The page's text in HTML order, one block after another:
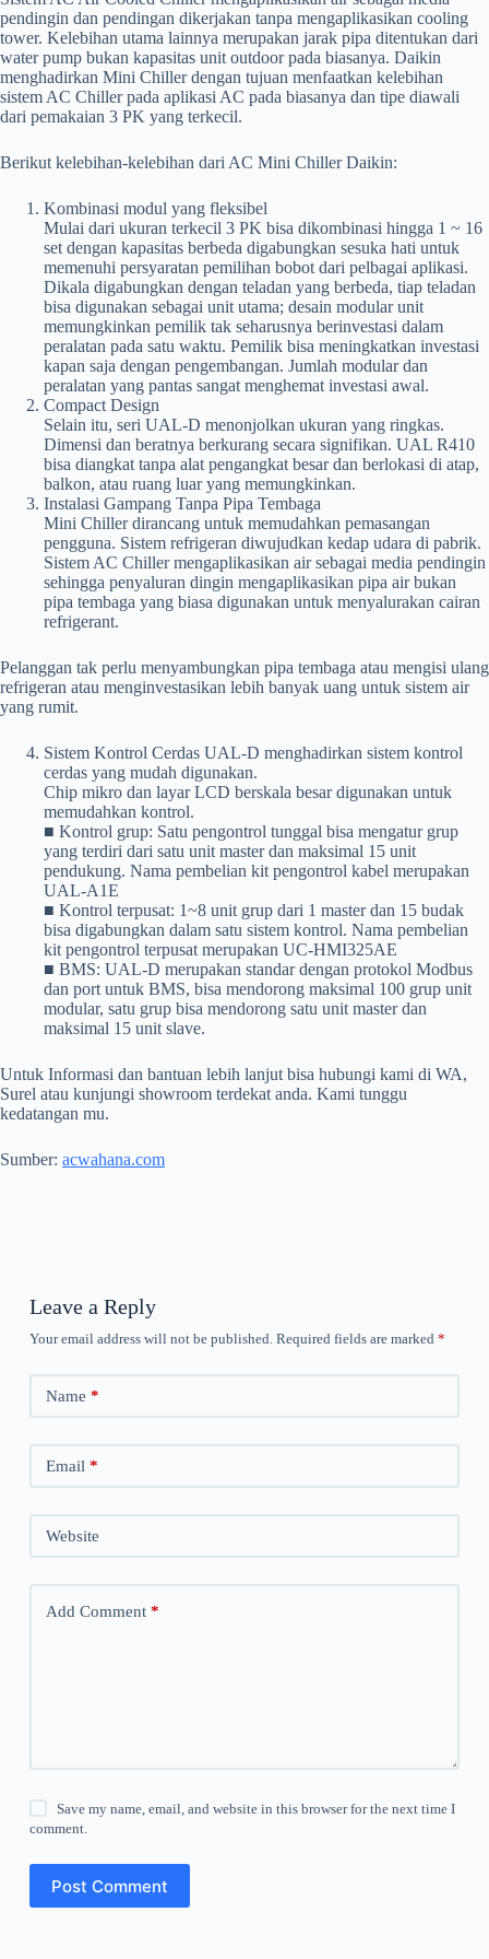
pendingin dan pendingan dikerjakan tanpa mengaplikasikan cooling
tower. Kelebihan utama lainnya merupakan jarak pipa ditentukan dari
water pump bukan kapasitas unit outdoor pada biasanya. Daikin
menghadirkan Mini Chiller dengan tujuan menfaatkan kelebihan
sistem AC Chiller pada aplikasi AC pada biasanya dan tipe diawali
dari pemakaian 3 PK yang terkecil.
Berikut kelebihan-kelebihan dari AC Mini Chiller Daikin:
Kombinasi modul yang fleksibel
Mulai dari ukuran terkecil 3 PK bisa dikombinasi hingga 1 ~ 16
set dengan kapasitas berbeda digabungkan sesuka hati untuk
memenuhi persyaratan pemilihan bobot dari pelbagai aplikasi.
Dikala digabungkan dengan teladan yang berbeda, tiap teladan
bisa digunakan sebagai unit utama; desain modular unit
memungkinkan pemilik tak seharusnya berinvestasi dalam
peralatan pada satu waktu. Pemilik bisa meningkatkan investasi
kapan saja dengan pengembangan. Jumlah modular dan
peralatan yang pantas sangat menghemat investasi awal.
Compact Design
Selain itu, seri UAL-D menonjolkan ukuran yang ringkas.
Dimensi dan beratnya berkurang secara signifikan. UAL R410
bisa diangkat tanpa alat pengangkat besar dan berlokasi di atap,
balkon, atau ruang luar yang memungkinkan.
Instalasi Gampang Tanpa Pipa Tembaga
Mini Chiller dirancang untuk memudahkan pemasangan
pengguna. Sistem refrigeran diwujudkan kedap udara di pabrik.
Sistem AC Chiller mengaplikasikan air sebagai media pendingin
sehingga penyaluran dingin mengaplikasikan pipa air bukan
pipa tembaga yang biasa digunakan untuk menyalurakan cairan
refrigerant.
Pelanggan tak perlu menyambungkan pipa tembaga atau mengisi ulang
refrigeran atau menginvestasikan lebih banyak uang untuk sistem air
yang rumit.
Sistem Kontrol Cerdas UAL-D menghadirkan sistem kontrol
cerdas yang mudah digunakan.
Chip mikro dan layar LCD berskala besar digunakan untuk
memudahkan kontrol.
■ Kontrol grup: Satu pengontrol tunggal bisa mengatur grup
yang terdiri dari satu unit master dan maksimal 15 unit
pendukung. Nama pembelian kit pengontrol kabel merupakan
UAL-A1E
■ Kontrol terpusat: 1~8 unit grup dari 1 master dan 15 budak
bisa digabungkan dalam satu sistem kontrol. Nama pembelian
kit pengontrol terpusat merupakan UC-HMI325AE
■ BMS: UAL-D merupakan standar dengan protokol Modbus
dan port untuk BMS, bisa mendorong maksimal 100 grup unit
modular, satu grup bisa mendorong satu unit master dan
maksimal 15 unit slave.
Untuk Informasi dan bantuan lebih lanjut bisa hubungi kami di WA,
Surel atau kunjungi showroom terdekat anda. Kami tunggu
kedatangan mu.
Sumber: acwahana.com
Leave a Reply
Your email address will not be published. Required fields are marked *
Name *
Email *
Website
Add Comment*
Save my name, email, and website in this browser for the next time I
comment.
Post Comment